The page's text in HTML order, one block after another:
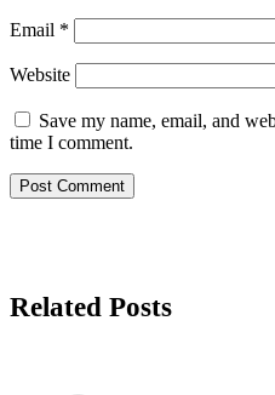
Email *
Website
Save my name, email, and
time I comment.
Related Posts